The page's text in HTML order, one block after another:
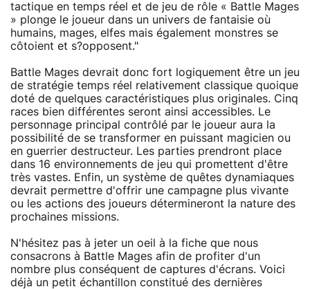
tactique en temps réel et de jeu de rôle « Battle Mages
» plonge le joueur dans un univers de fantaisie où
humains, mages, elfes mais également monstres se
côtoient et s?opposent."
Battle Mages devrait donc fort logiquement être un jeu
de stratégie temps réel relativement classique quoique
doté de quelques caractéristiques plus originales. Cinq
races bien différentes seront ainsi accessibles. Le
personnage principal contrôlé par le joueur aura la
possibilité de se transformer en puissant magicien ou
en guerrier destructeur. Les parties prendront place
dans 16 environnements de jeu qui promettent d'être
très vastes. Enfin, un système de quêtes dynamiaques
devrait permettre d'offrir une campagne plus vivante
ou les actions des joueurs détermineront la nature des
prochaines missions.
N'hésitez pas à jeter un oeil à la fiche que nous
consacrons à Battle Mages afin de profiter d'un
nombre plus conséquent de captures d'écrans. Voici
déjà un petit échantillon constitué des dernières